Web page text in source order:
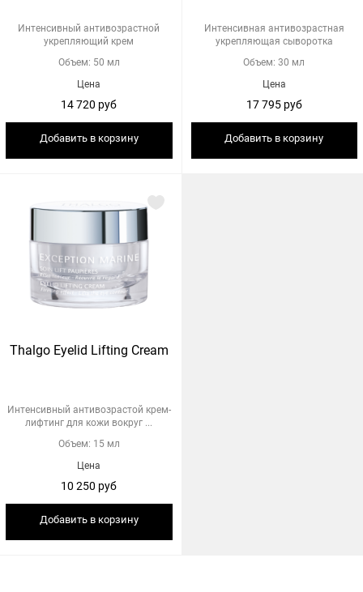
Интенсивный антивозрастной
укрепляющий крем
Объем: 50 мл
Цена
14 720 руб
Добавить в корзину
Интенсивная антивозрастная
укрепляющая сыворотка
Объем: 30 мл
Цена
17 795 руб
Добавить в корзину
Thalgo Eyelid Lifting Cream
Интенсивный антивозрастой крем-
лифтинг для кожи вокруг ...
Объем: 15 мл
Цена
10 250 руб
Добавить в корзину